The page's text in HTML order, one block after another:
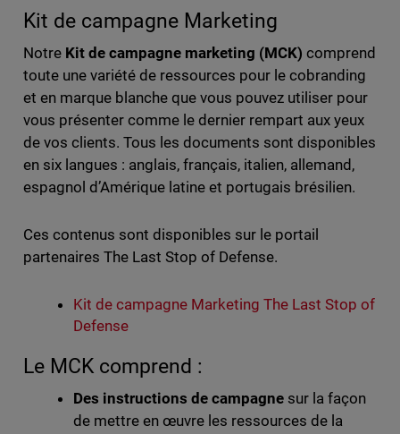
Kit de campagne Marketing
Notre Kit de campagne marketing (MCK) comprend
toute une variété de ressources pour le cobranding
et en marque blanche que vous pouvez utiliser pour
vous présenter comme le dernier rempart aux yeux
de vos clients. Tous les documents sont disponibles
en six langues : anglais, français, italien, allemand,
espagnol d’Amérique latine et portugais brésilien.
Ces contenus sont disponibles sur le portail
partenaires The Last Stop of Defense.
Kit de campagne Marketing The Last Stop of
Defense
Le MCK comprend :
Des instructions de campagnesur la façon
de mettre en œuvre les ressources de la